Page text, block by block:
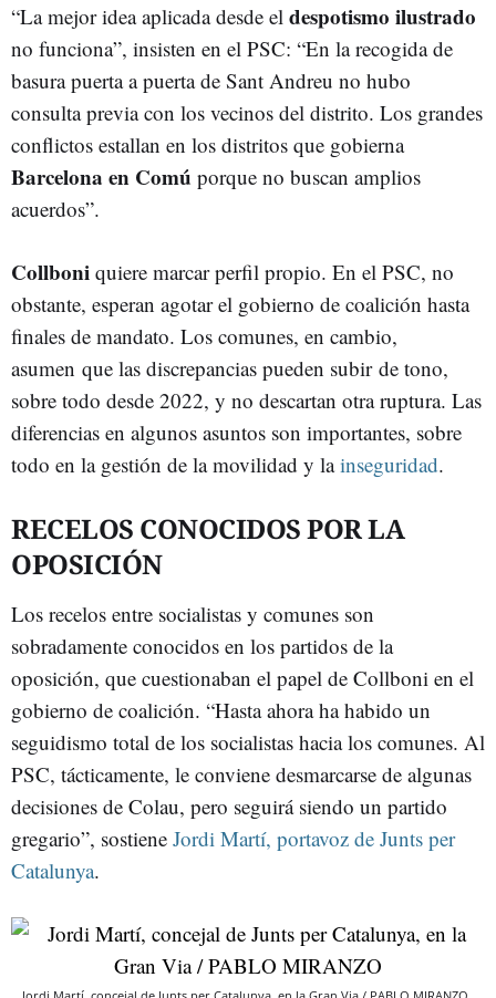
“La mejor idea aplicada desde el despotismo ilustrado
no funciona”, insisten en el PSC: “En la recogida de
basura puerta a puerta de Sant Andreu no hubo
consulta previa con los vecinos del distrito. Los grandes
conflictos estallan en los distritos que gobierna
Barcelona en Comú porque no buscan amplios
acuerdos”.
Collboni quiere marcar perfil propio. En el PSC, no
obstante, esperan agotar el gobierno de coalición hasta
finales de mandato. Los comunes, en cambio,
asumen que las discrepancias pueden subir de tono,
sobre todo desde 2022, y no descartan otra ruptura. Las
diferencias en algunos asuntos son importantes, sobre
todo en la gestión de la movilidad y lainseguridad.
RECELOS CONOCIDOS POR LA
OPOSICIÓN
Los recelos entre socialistas y comunes son
sobradamente conocidos en los partidos de la
oposición, que cuestionaban el papel de Collboni en el
gobierno de coalición. “Hasta ahora ha habido un
seguidismo total de los socialistas hacia los comunes. Al
PSC, tácticamente, le conviene desmarcarse de algunas
decisiones de Colau, pero seguirá siendo un partido
gregario”, sostiene Jordi Martí, portavoz de Junts per
Catalunya.